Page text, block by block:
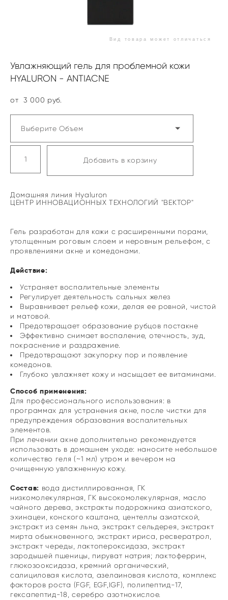
Вид товара может отличаться
Увлажняющий гель для проблемной кожи
HYALURON - ANTIACNE
от 3 000 pуб.
Выберите Объем
Добавить в корзину
Домашняя линия Hyaluron
ЦЕНТР ИННОВАЦИОННЫХ ТЕХНОЛОГИЙ "ВЕКТОР"
Гель разработан для кожи с расширенными порами,
утолщенным роговым слоем и неровным рельефом, с
проявлениями акне и комедонами.
Действие:
Устраняет воспалительные элементы
Регулирует деятельность сальных желез
Выравнивает рельеф кожи, делая ее ровной, чистой
и матовой.
Предотвращает образование рубцов постакне
Эффективно снимает воспаление, отечность, зуд,
покраснение и раздражение.
Предотвращают закупорку пор и появление
комедонов.
Глубоко увлажняет кожу и насыщает ее витаминами.
Способ применения:
Для профессионального использования: в
программах для устранения акне, после чистки для
предупреждения образования воспалительных
элементов.
При лечении акне дополнительно рекомендуется
использовать в домашнем уходе: наносите небольшое
количество геля (~1 мл) утром и вечером на
очищенную увлажненную кожу.
Состав: вода дистиллированная, ГК
низкомолекулярная, ГК высокомолекулярная, масло
чайного дерева, экстракты подорожника азиатского,
эхинацеи, конского каштана, центеллы азиатской,
экстракт из семян льна, экстракт сельдерея, экстракт
мирта обыкновенного, экстракт ириса, ресвератрол,
экстракт череды, лактопероксидаза, экстракт
зародышей пшеницы, пируват натрия; лактоферрин,
глюкозооксидаза, кремний органический,
салициловая кислота, азелаиновая кислота, комплекс
факторов роста (FGF, EGF,IGF), полипептид-17,
гексапептид-18, серебро азотнокислое.